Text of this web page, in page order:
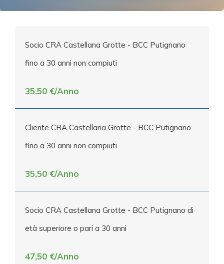
Socio CRA Castellana Grotte - BCC Putignano
fino a 30 anni non compiuti
35,50 €/Anno
Cliente CRA Castellana Grotte - BCC Putignano
fino a 30 anni non compiuti
35,50 €/Anno
Socio CRA Castellana Grotte - BCC Putignano di
età superiore o pari a 30 anni
47,50 €/Anno